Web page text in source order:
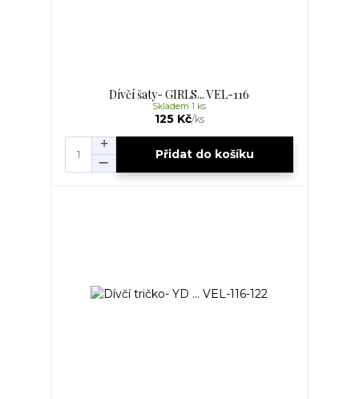
Dívčí šaty- GIRLS... VEL-116
125 Kč/ks
Skladem 1 ks
Přidat do košíku